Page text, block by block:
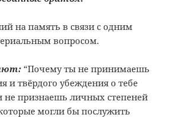
на память в связи с одним
вопросом.
“Почему ты не принимаешь
и твёрдого убеждения о тебе
не признаешь личных степеней
могли бы послужить